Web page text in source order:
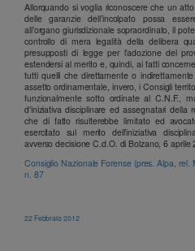
Allorquando si voglia riconoscere che un
delle garanzie dell’incolpato possa
all’organo giurisdizionale sopraordinato, il
controllo di mera legalità della delibera
presupposti di legge per l’adozione del
estendersi al merito e, quindi, ai fatti
tutti quelli che direttamente o
assetto ordinamentale, invero, i Consigli
funzionalmente sotto ordinate al C.N.F.,
d’iniziativa disciplinare ed assegnatari
che di fatto risulterebbe limitato ed
esercitato sul merito dell’iniziativa
avverso decisione C.d.O. di Bolzano, 6 aprile
Consiglio Nazionale Forense (pres. Alpa,
n. 87
22 Febbraio 2012